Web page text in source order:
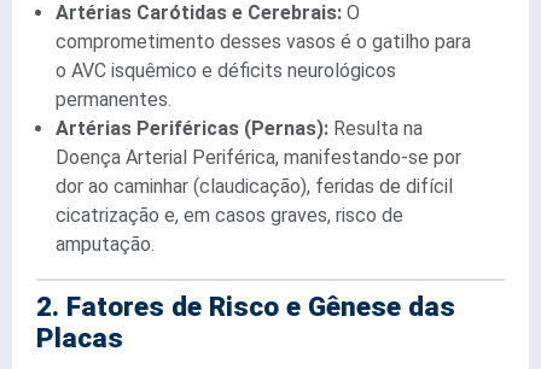
Artérias Carótidas e Cerebrais: O
comprometimento desses vasos é o gatilho para
o AVC isquêmico e déficits neurológicos
permanentes.
Artérias Periféricas (Pernas): Resulta na
Doença Arterial Periférica, manifestando-se por
dor ao caminhar (claudicação), feridas de difícil
cicatrização e, em casos graves, risco de
amputação.
2. Fatores de Risco e Gênese das
Placas